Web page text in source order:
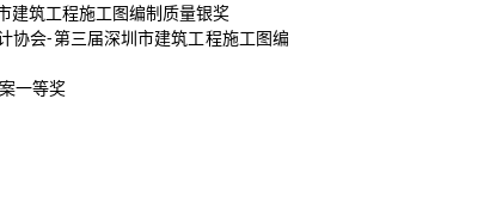
建筑工程施工图编制质量银奖
协会-第三届深圳市建筑工程施工图编
一等奖